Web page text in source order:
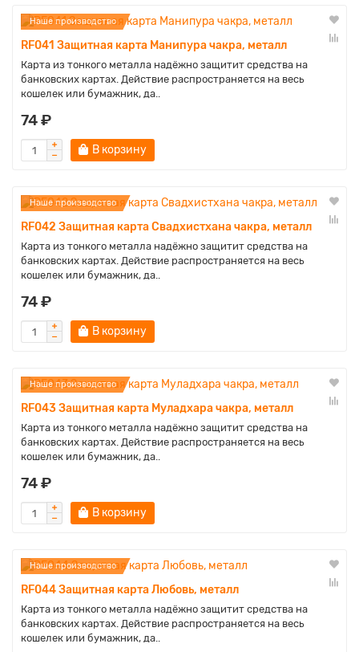
Наше производство
RF041 Защитная карта Манипура чакра, металл
Карта из тонкого металла надёжно защитит средства на
банковских картах. Действие распространяется на весь
кошелек или бумажник, да..
74 ₽
В корзину
Наше производство
RF042 Защитная карта Свадхистхана чакра, металл
Карта из тонкого металла надёжно защитит средства на
банковских картах. Действие распространяется на весь
кошелек или бумажник, да..
74 ₽
В корзину
Наше производство
RF043 Защитная карта Муладхара чакра, металл
Карта из тонкого металла надёжно защитит средства на
банковских картах. Действие распространяется на весь
кошелек или бумажник, да..
74 ₽
В корзину
Наше производство
RF044 Защитная карта Любовь, металл
Карта из тонкого металла надёжно защитит средства на
банковских картах. Действие распространяется на весь
кошелек или бумажник, да..